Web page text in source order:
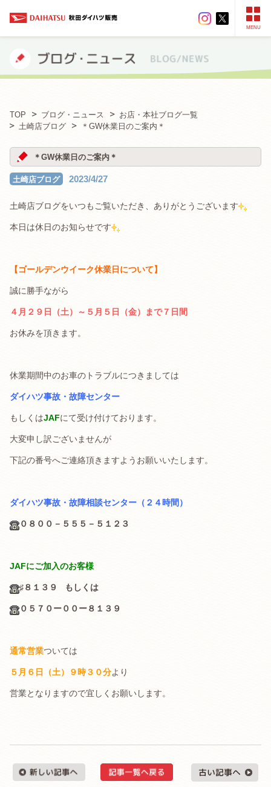
MENU
TOP ブログ・ニュース
お店・本社ブログ一覧
土崎店ブログ
＊GW休業日のご案内＊
＊GW休業日のご案内＊
土崎店ブログ 2023/4/27
土崎店ブログをいつもご覧いただき、ありがとうございます
本日は休日のお知らせです
【ゴールデンウイーク休業日について】
誠に勝手ながら
４月２９日（土）～５月５日（金）まで７日間
お休みを頂きます。
休業期間中のお車のトラブルにつきましては
ダイハツ事故・故障センター
もしくはJAFにて受け付けております。
大変申し訳ございませんが
下記の番号へご連絡頂きますようお願いいたします。
ダイハツ事故・故障相談センター（２４時間）
０８００－５５５－５１２３
JAFにご加入のお客様
♯８１３９ もしくは
０５７０ー００ー８１３９
通常営業ついては
５月６ 日（土）９時３０分より
営業となりますので宜しくお願いします。